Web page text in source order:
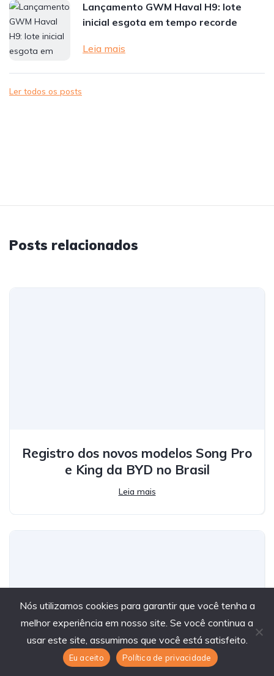
Lançamento GWM Haval H9: lote
inicial esgota em tempo recorde
Leia mais
Ler todos os posts
Posts relacionados
Registro dos novos modelos Song Pro
e King da BYD no Brasil
Leia mais
Nós utilizamos cookies para garantir que você tenha a
melhor experiência em nosso site. Se você continua a
usar este site, assumimos que você está satisfeito.
Eu aceito Política de privacidade